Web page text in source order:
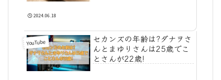
2024.06.18
YouTube
セカンズの年齢は?ダナヲさ
んとまゆりさんは25歳でこ
とさんが22歳!